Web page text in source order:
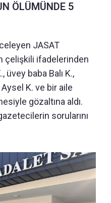
ÖLÜMÜNDE 5
JASAT
çelişkili ifadelerinden
üvey baba Balı K.,
K. ve bir aile
gözaltına aldı.
sorularını